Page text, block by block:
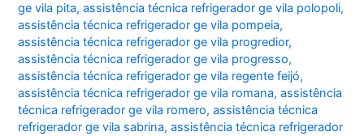
ge vila pita,assistência técnica refrigerador ge vila polopoli,
assistência técnica refrigerador ge vila pompeia,
assistência técnica refrigerador ge vila progredior,
assistência técnica refrigerador ge vila progresso,
assistência técnica refrigerador ge vila regente feijó,
assistência técnica refrigerador ge vila romana,assistência
técnica refrigerador ge vila romero,assistência técnica
refrigerador ge vila sabrina,assistência técnica refrigerador